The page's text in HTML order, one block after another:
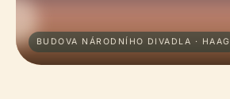
BUDOVA NÁRODNÍHO DIVADLA · HAAG